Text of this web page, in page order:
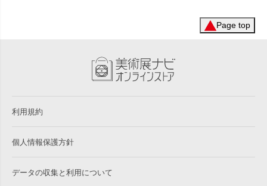
Page top
利用規約
個人情報保護方針
データの収集と利用について